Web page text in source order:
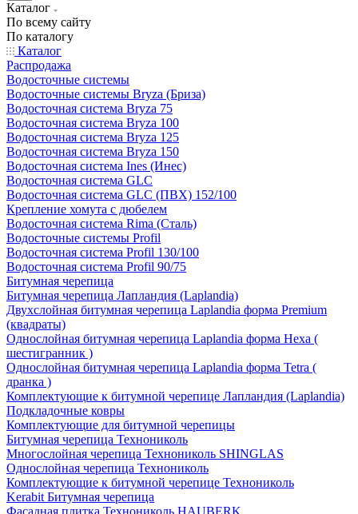
Каталог
По всему сайту
По каталогу
Каталог
Распродажа
Водосточные системы
Водосточные системы Bryza (Бриза)
Водосточная система Bryza 75
Водосточная система Bryza 100
Водосточная система Bryza 125
Водосточная система Bryza 150
Водосточная система Ines (Инес)
Водосточная система GLC
Водосточная система GLC (ПВХ) 152/100
Крепление хомута с дюбелем
Водосточная система Rima (Сталь)
Водосточные системы Profil
Водосточная система Profil 130/100
Водосточная система Profil 90/75
Битумная черепица
Битумная черепица Лапландия (Laplandia)
Двухслойная битумная черепица Laplandia форма Premium
(квадраты)
Однослойная битумная черепица Laplandia форма Hexa (
шестигранник )
Однослойная битумная черепица Laplandia форма Tetra (
дранка )
Комплектующие к битумной черепице Лапландия (Laplandia)
Подкладочные ковры
Комплектующие для битумной черепицы
Битумная черепица Технониколь
Многослойная черепица Технониколь SHINGLAS
Однослойная черепица Технониколь
Комплектующие к битумной черепице Технониколь
Kerabit Битумная черепица
Фасадная плитка Технониколь HAUBERK